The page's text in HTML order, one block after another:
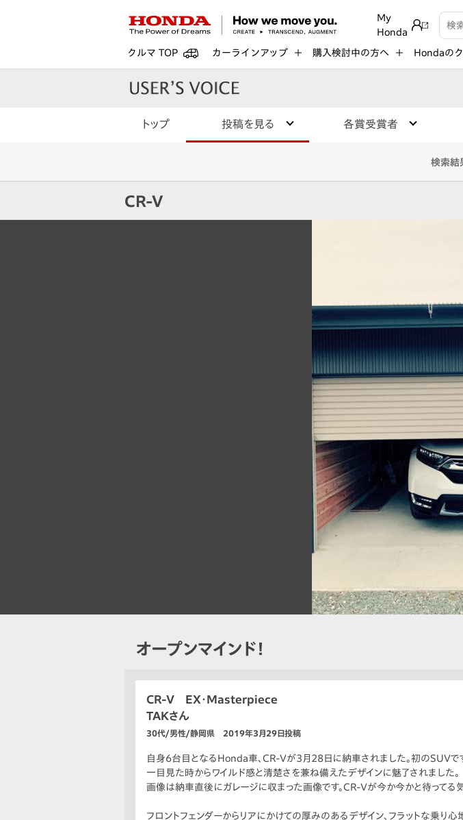
My
Honda
検索
クルマ TOP カーラインアップ 購入検討中の方へ Hondaの
トップ 投稿を見る 各賞受賞者
検索結
CR-V
オープンマインド！
CR-V EX・Masterpiece
TAKさん
30代/男性/静岡県 2019年3月29日投稿
自身6台目となるHonda車、CR-Vが3月28日に納車されました。初のSUVです
一目見た時からワイルド感と清楚さを兼ね備えたデザインに魅了されました。
画像は納車直後にガレージに収まった画像です。CR-Vが今か今かと待ってる
フロントフェンダーからリアにかけての厚みのあるデザイン、フラットな乗り心